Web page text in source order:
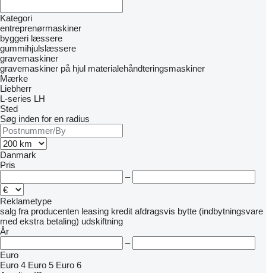
Kategori
entreprenørmaskiner
byggeri læssere
gummihjulslæssere
gravemaskiner
gravemaskiner på hjul materialehåndteringsmaskiner
Mærke
Liebherr
L-series LH
Sted
Søg inden for en radius
Danmark
Pris
–
Reklametype
salg fra producenten leasing kredit afdragsvis bytte (indbytningsvare
med ekstra betaling) udskiftning
År
–
Euro
Euro 4 Euro 5 Euro 6